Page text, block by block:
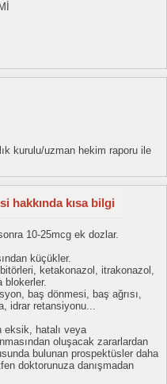
kurulu/uzman hekim raporu ile
hakkında kısa bilgi
10-25mcg ek dozlar.
küçükler.
ketakonazol, itrakonazol,
blokerler.
baş dönmesi, baş ağrısı,
idrar retansiyonu...
eksik, hatalı veya
oluşacak zararlardan
bulunan prospektüsler daha
doktorunuza danışmadan